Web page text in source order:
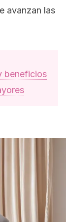
avanzan las
beneficios